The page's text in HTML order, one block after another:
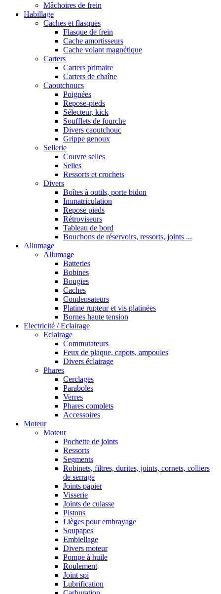
Mâchoires de frein
Habillage
Caches et flasques
Flasque de frein
Cache amortisseurs
Cache volant magnétique
Carters
Carters primaire
Carters de chaîne
Caoutchoucs
Poignées
Repose-pieds
Sélecteur, kick
Soufflets de fourche
Divers caoutchouc
Grippe genoux
Sellerie
Couvre selles
Selles
Ressorts et crochets
Divers
Boîtes à outils, porte bidon
Immatriculation
Repose pieds
Rétroviseurs
Tableau de bord
Bouchons de réservoirs, ressorts, joints ...
Allumage
Allumage
Batteries
Bobines
Bougies
Caches
Condensateurs
Platine rupteur et vis platinées
Bornes haute tension
Electricité / Eclairage
Eclairage
Commutateurs
Feux de plaque, capots, ampoules
Divers éclairage
Phares
Cerclages
Paraboles
Verres
Phares complets
Accessoires
Moteur
Moteur
Pochette de joints
Ressorts
Segments
Robinets, filtres, durites, joints, cornets, colliers
de serrage
Joints papier
Visserie
Joints de culasse
Pistons
Lièges pour embrayage
Soupapes
Embiellage
Divers moteur
Pompe à huile
Roulement
Joint spi
Lubrification